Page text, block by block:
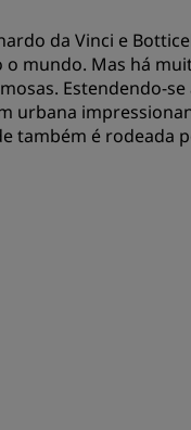
da Vinci e
mundo. Mas há
Estendendo-
urbana
também é rodeada